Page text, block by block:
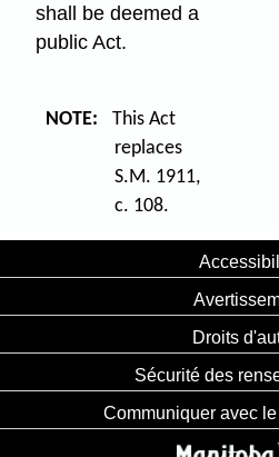
shall be deemed a
public Act.
NOTE:
This Act
replaces
S.M. 1911,
c. 108.
Droits
Sécurité des
Communiquer avec